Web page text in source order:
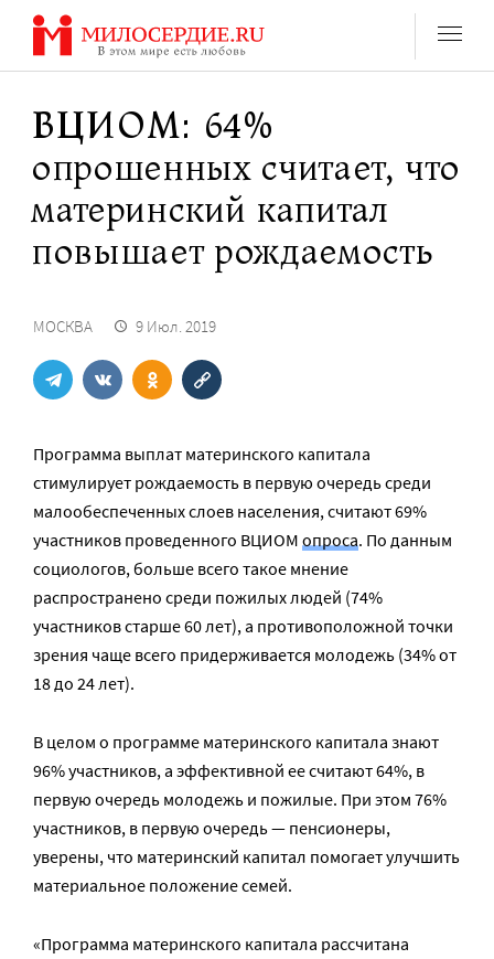
Перейти
содержанию
ВЦИОМ: 64%
опрошенных считает, что
материнский капитал
повышает рождаемость
МОСКВА 9 Июл. 2019
Программа выплат материнского капитала
стимулирует рождаемость в первую очередь среди
малообеспеченных слоев населения, считают 69%
участников проведенного ВЦИОМ опроса. По данным
социологов, больше всего такое мнение
распространено среди пожилых людей (74%
участников старше 60 лет), а противоположной точки
зрения чаще всего придерживается молодежь (34% от
18 до 24 лет).
В целом о программе материнского капитала знают
96% участников, а эффективной ее считают 64%, в
первую очередь молодежь и пожилые. При этом 76%
участников, в первую очередь — пенсионеры,
уверены, что материнский капитал помогает улучшить
материальное положение семей.
«Программа материнского капитала рассчитана